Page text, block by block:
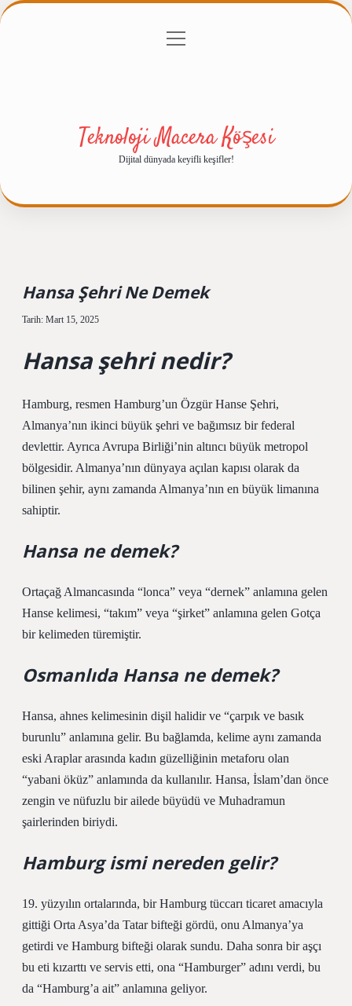
Gizlilik Politikası
menüyü
Teknoloji Macera Köşesi
Dijital dünyada keyifli keşifler!
Hansa Şehri Ne Demek
Tarih: Mart 15, 2025
Hansa şehri nedir?
Hamburg, resmen Hamburg’un Özgür Hanse Şehri,
Almanya’nın ikinci büyük şehri ve bağımsız bir federal
devlettir. Ayrıca Avrupa Birliği’nin altıncı büyük metropol
bölgesidir. Almanya’nın dünyaya açılan kapısı olarak da
bilinen şehir, aynı zamanda Almanya’nın en büyük limanına
sahiptir.
Hansa ne demek?
Ortaçağ Almancasında “lonca” veya “dernek” anlamına gelen
Hanse kelimesi, “takım” veya “şirket” anlamına gelen Gotça
bir kelimeden türemiştir.
Osmanlıda Hansa ne demek?
Hansa, ahnes kelimesinin dişil halidir ve “çarpık ve basık
burunlu” anlamına gelir. Bu bağlamda, kelime aynı zamanda
eski Araplar arasında kadın güzelliğinin metaforu olan
“yabani öküz” anlamında da kullanılır. Hansa, İslam’dan önce
zengin ve nüfuzlu bir ailede büyüdü ve Muhadramun
şairlerinden biriydi.
Hamburg ismi nereden gelir?
19. yüzyılın ortalarında, bir Hamburg tüccarı ticaret amacıyla
gittiği Orta Asya’da Tatar bifteği gördü, onu Almanya’ya
getirdi ve Hamburg bifteği olarak sundu. Daha sonra bir aşçı
bu eti kızarttı ve servis etti, ona “Hamburger” adını verdi, bu
da “Hamburg’a ait” anlamına geliyor.